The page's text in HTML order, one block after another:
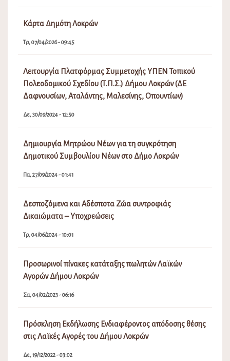
Κάρτα Δημότη Λοκρών
Τρ, 07/04/2026 - 09:45
Λειτουργία Πλατφόρμας Συμμετοχής ΥΠΕΝ Τοπικού
Πολεοδομικού Σχεδίου (Τ.Π.Σ.) Δήμου Λοκρών (ΔΕ
Δαφνουσίων, Αταλάντης, Μαλεσίνης, Οπουντίων)
Δε, 30/09/2024 - 12:50
Δημιουργία Μητρώου Νέων για τη συγκρότηση
Δημοτικού Συμβουλίου Νέων στο Δήμο Λοκρών
Πα, 27/09/2024 - 01:41
Δεσποζόμενα και Αδέσποτα Ζώα συντροφιάς
Δικαιώματα – Υποχρεώσεις
Τρ, 04/06/2024 - 10:01
Προσωρινοί πίνακες κατάταξης πωλητών Λαϊκών
Αγορών Δήμου Λοκρών
Σα, 04/02/2023 - 06:16
Πρόσκληση Εκδήλωσης Ενδιαφέροντος απόδοσης θέσης
στις Λαϊκές Αγορές του Δήμου Λοκρών
Δε, 19/12/2022 - 03:02